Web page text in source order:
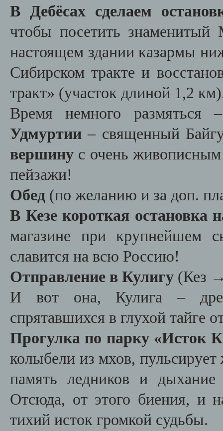
В Дебёсах сделаем
чтобы посетить знаменитый
настоящем здании казармы
Сибирском тракте и
тракт» (участок длиной 1,2
Время немного
Удмуртии – священный
вершину с очень
пейзажи!
Обед (по желанию и за доп.
В Кезе короткая остановка
магазине при крупнейшем
славится на всю Россию!
Отправление в Кулигу (Кез
И вот она, Кулига –
спрятавшихся в глухой тайге
Прогулка по парку «Исток
колыбели из мхов,
память ледников и
Отсюда, от этого биения, и
тихий исток громкой судьбы.